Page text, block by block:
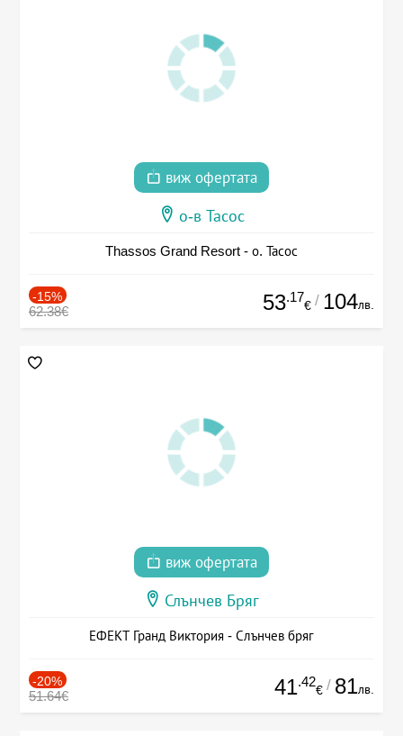
виж офертата
о-в Тасос
Thassos Grand Resort - о. Тасос
-15%
62.38€ 53.17
€ / 104лв.
виж офертата
Слънчев Бряг
ЕФЕКТ Гранд Виктория - Слънчев бряг
-20%
51.64€ 41.42
€ / 81лв.